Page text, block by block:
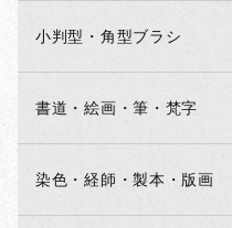
小判型・角型ブラシ
書道・絵画・筆・梵字
染色・経師・製本・版画